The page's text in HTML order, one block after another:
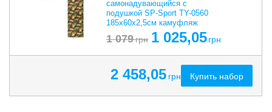
самонадувающийся с
подушкой SP-Sport TY-0560
185х60х2,5см камуфляж
1 079грн 1 025,05 грн
2 458,05 грн Купить набор